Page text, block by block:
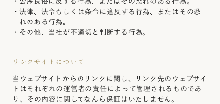
・公序良俗に反する行為、またはその恐れのある行為。
・ 法律、法令もしくは条令に違反する行為、またはその恐
れのある行為。
・ その他、当社が不適切と判断する行為。
リンクサイトについて
当ウェブサイトからのリンクに関し、リンク先のウェブサイ
トはそれぞれの運営者の責任によって管理されるものであ
り、その内容に関してなんら保証はいたしません。